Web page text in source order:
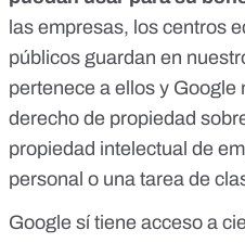
las empresas, los centros
públicos guardan en
pertenece a ellos y Google
derecho de propiedad
propiedad intelectual de
personal o una tarea de
Google sí tiene acceso a